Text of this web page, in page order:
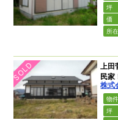
坪
価
所
SOLD
上
民家
株式
物
坪